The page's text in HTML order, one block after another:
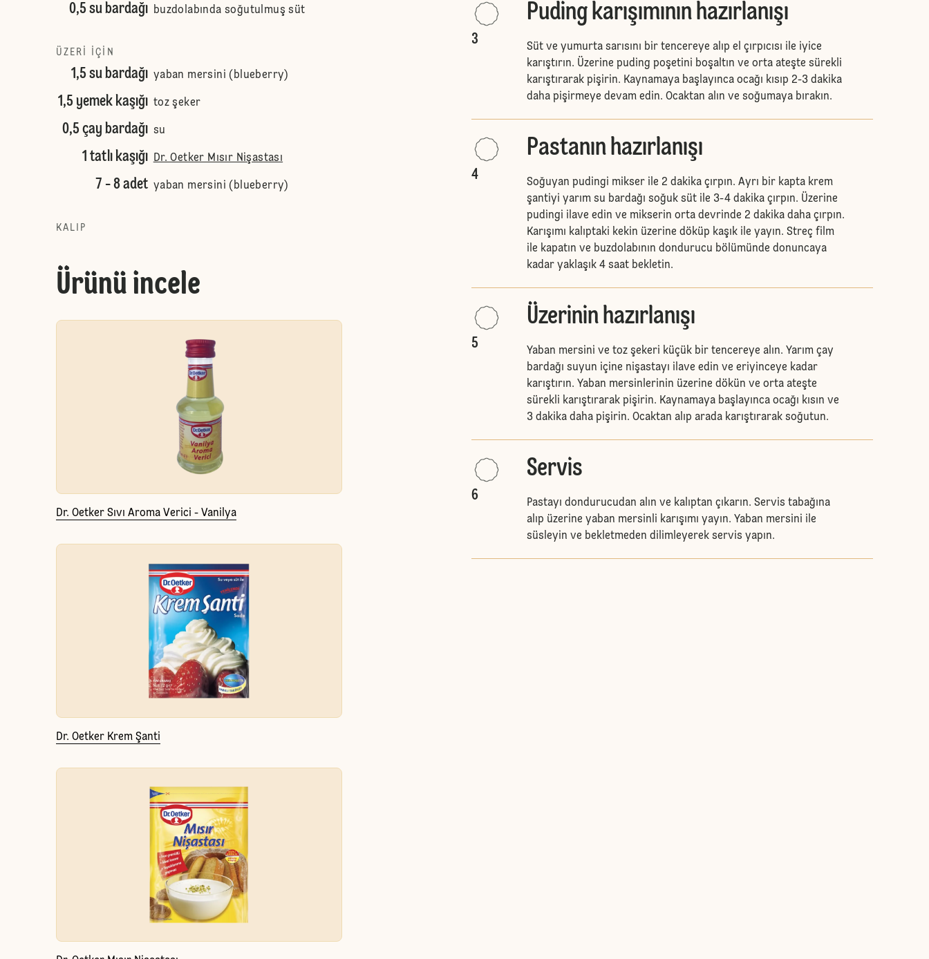
0,5 su bardağı buzdolabında soğutulmuş süt
ÜZERI IÇIN
1,5 su bardağı yaban mersini (blueberry)
1,5 yemek kaşığı toz şeker
0,5 çay bardağı su
1 tatlı kaşığı Dr. Oetker Mısır Nişastası
7 - 8 adet yaban mersini (blueberry)
KALIP
Ürünü incele
Dr. Oetker Sıvı Aroma Verici - Vanilya
Dr. Oetker Krem Şanti
3
Puding karışımının hazırlanışı
Süt ve yumurta sarısını bir tencereye alıp el çırpıcısı ile iyice
karıştırın. Üzerine puding poşetini boşaltın ve orta ateşte sürekli
karıştırarak pişirin. Kaynamaya başlayınca ocağı kısıp 2-3 dakika
daha pişirmeye devam edin. Ocaktan alın ve soğumaya bırakın.
4
Pastanın hazırlanışı
Soğuyan pudingi mikser ile 2 dakika çırpın. Ayrı bir kapta krem
şantiyi yarım su bardağı soğuk süt ile 3-4 dakika çırpın. Üzerine
pudingi ilave edin ve mikserin orta devrinde 2 dakika daha çırpın.
Karışımı kalıptaki kekin üzerine döküp kaşık ile yayın. Streç film
ile kapatın ve buzdolabının dondurucu bölümünde donuncaya
kadar yaklaşık 4 saat bekletin.
5
Üzerinin hazırlanışı
Yaban mersini ve toz şekeri küçük bir tencereye alın. Yarım çay
bardağı suyun içine nişastayı ilave edin ve eriyinceye kadar
karıştırın. Yaban mersinlerinin üzerine dökün ve orta ateşte
sürekli karıştırarak pişirin. Kaynamaya başlayınca ocağı kısın ve
3 dakika daha pişirin. Ocaktan alıp arada karıştırarak soğutun.
6
Servis
Pastayı dondurucudan alın ve kalıptan çıkarın. Servis tabağına
alıp üzerine yaban mersinli karışımı yayın. Yaban mersini ile
süsleyin ve bekletmeden dilimleyerek servis yapın.